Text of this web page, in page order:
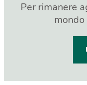
Per rimanere